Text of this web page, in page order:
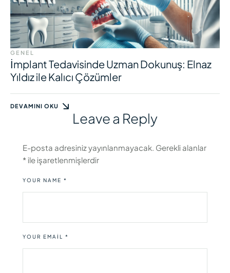
GENEL
İmplant Tedavisinde Uzman Dokunuş: Elnaz
Yıldız ile Kalıcı Çözümler
DEVAMINI OKU
Leave a Reply
E-posta adresiniz yayınlanmayacak. Gerekli alanlar
* ile işaretlenmişlerdir
YOUR NAME *
YOUR EMAIL *